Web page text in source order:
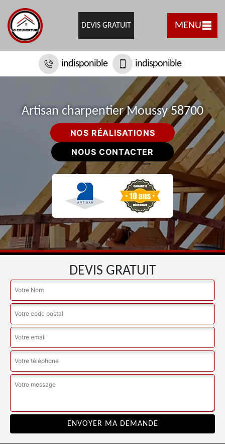
DEVIS GRATUIT MENU
indisponible indisponible
Artisan charpentier Moussy 58700
NOS RÉALISATIONS
NOUS CONTACTER
DEVIS GRATUIT